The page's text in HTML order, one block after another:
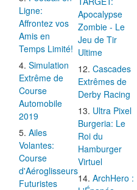
Ligne:
Affrontez vos
Amis en
Temps Limité!
Simulation
Extrême de
Course
Automobile
2019
Ailes
Volantes:
Course
d'Aéroglisseurs
Futuristes
Apocalypse
Zombie - Le
Jeu de Tir
Ultime
Cascades
Extrêmes de
Derby Racing
Ultra Pixel
Burgeria: Le
Roi du
Hamburger
Virtuel
ArchHero :